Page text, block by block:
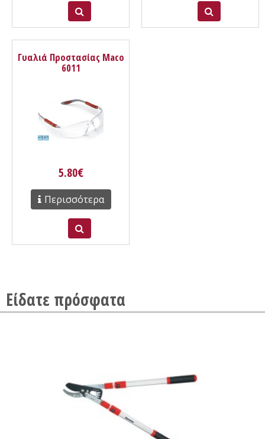
Γυαλιά Προστασίας Maco
6011
5.80€
Περισσότερα
Είδατε πρόσφατα